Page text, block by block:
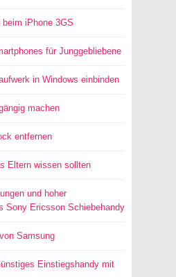
iPhone 3GS
für Junggebliebene
in Windows einbinden
machen
entfernen
Eltern wissen sollten
und hoher
Sony Ericsson Schiebehandy
Samsung
Einstiegshandy mit